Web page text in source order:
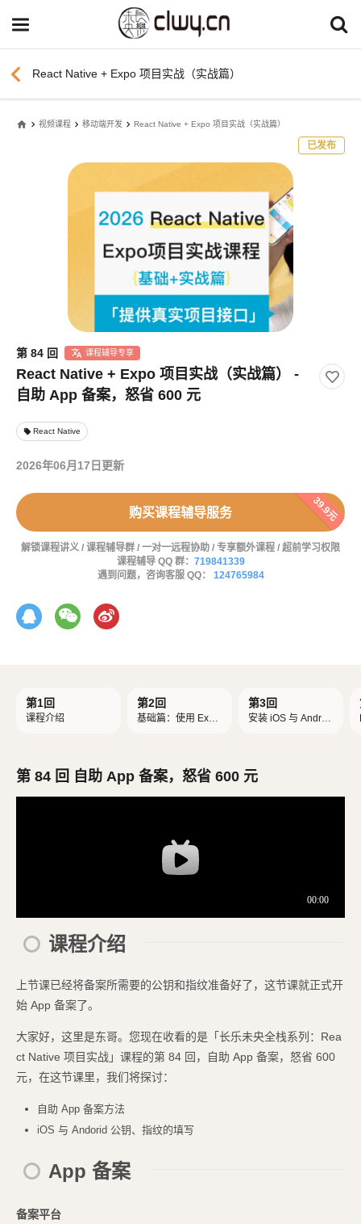
chevron_left React Native + Expo 项目实战（实战篇）
home 视频课程 移动端开发 React Native + Expo 项目实战（实战篇）
已发布
第 84 回 课程辅导专享
React Native + Expo 项目实战（实战篇） -
自助 App 备案，怒省 600 元
local_offer React Native
2026年06月17日更新
购买课程辅导服务 39.9元
解锁课程讲义 / 课程辅导群 / 一对一远程协助 / 专享额外课程 / 超前学习权限
课程辅导 QQ 群： 719841339
遇到问题，咨询客服 QQ： 124765984
第1回
课程介绍
第2回
基础篇：使用 Expo
第3回
安装 iOS 与 Androi
第 84 回 自助 App 备案，怒省 600 元
课程介绍
上节课已经将备案所需要的公钥和指纹准备好了，这节课就正式开
始 App 备案了。
大家好，这里是东哥。您现在收看的是「长乐未央全栈系列：Rea
ct Native 项目实战」课程的第 84 回，自助 App 备案，怒省 600
元，在这节课里，我们将探讨：
自助 App 备案方法
iOS 与 Andorid 公钥、指纹的填写
App 备案
备案平台